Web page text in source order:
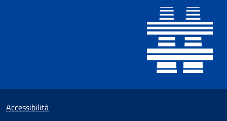
Small prints
Sezione Link utili
Accessibilità